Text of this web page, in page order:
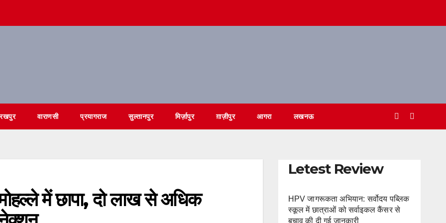
वाराणसी प्रयागराज सुल्तानपुर मिर्ज़ापुर ग़ाज़ीपुर आगरा लखनऊ
मोहल्ले में छापा, दो लाख से अधिक
Letest Review
HPV जागरूकता अभियान: सर्वोदय पब्लिक
स्कूल में छात्राओं को सर्वाइकल कैंसर से
बचाव की दी गई जानकारी